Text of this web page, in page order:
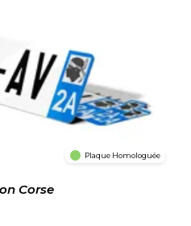
Plaque Homologuée
Corse